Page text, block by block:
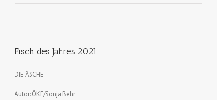
Fisch des Jahres 2021
DIE ÄSCHE
Autor: ÖKF/Sonja Behr